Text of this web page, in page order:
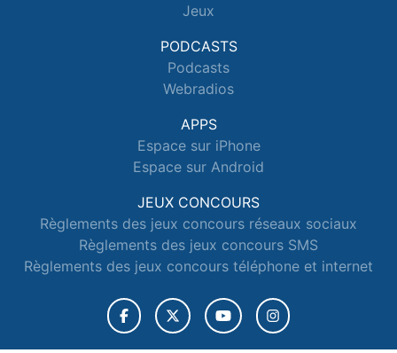
Jeux
PODCASTS
Podcasts
Webradios
APPS
Espace sur iPhone
Espace sur Android
JEUX CONCOURS
Règlements des jeux concours réseaux sociaux
Règlements des jeux concours SMS
Règlements des jeux concours téléphone et internet